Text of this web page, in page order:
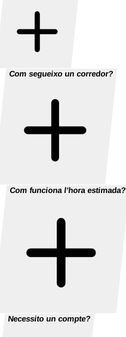
Com segueixo un corredor?
Com funciona l'hora estimada?
Necessito un compte?